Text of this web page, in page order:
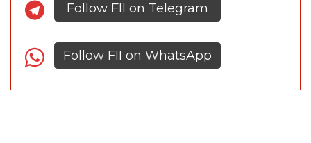
Follow FII on Telegram
Follow FII on WhatsApp